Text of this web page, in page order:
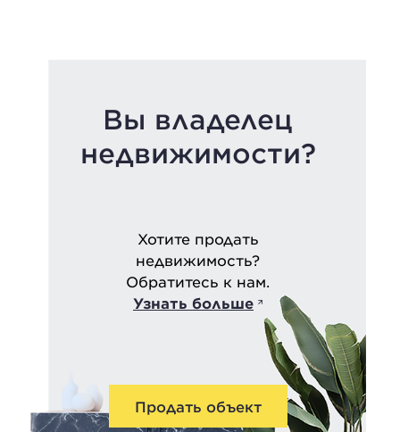
Вы владелец
недвижимости?
Хотите продать
недвижимость?
Обратитесь к нам.
Узнать больше
Продать объект